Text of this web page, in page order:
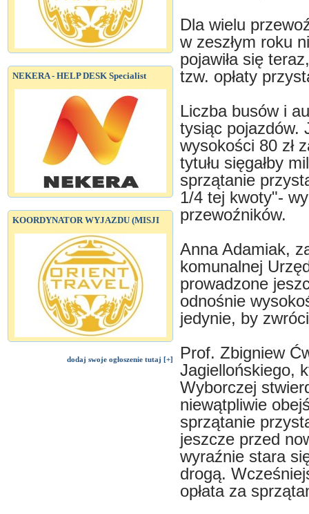
NEKERA - HELP DESK Specialist
KOORDYNATOR WYJAZDU (MISJI
dodaj swoje ogłoszenie tutaj [+]
Dla wielu
w zeszłym roku
pojawiła się
tzw. opłaty
Liczba busów i
tysiąc pojazdów.
wysokości 80 zł
tytułu sięgałby
sprzątanie
1/4 tej kwoty"-
przewoźników.
Anna Adamiak,
komunalnej
prowadzone
odnośnie
jedynie, by
Prof. Zbigniew
Jagiellońskiego,
Wyborczej
niewątpliwie
sprzątanie
jeszcze przed
wyraźnie stara
drogą.
opłata za